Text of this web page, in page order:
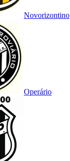
Novorizontino
Operário